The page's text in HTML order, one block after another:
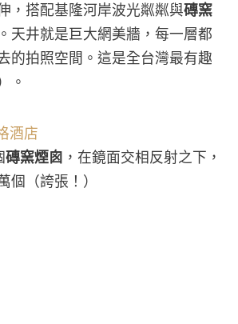
，搭配基隆河岸波光粼粼與磚窯
天井就是巨大網美牆，每一層都
的拍照空間。這是全台灣最有趣
。
磚窯煙囪 ，在鏡面交相反射之下，
個（誇張！）